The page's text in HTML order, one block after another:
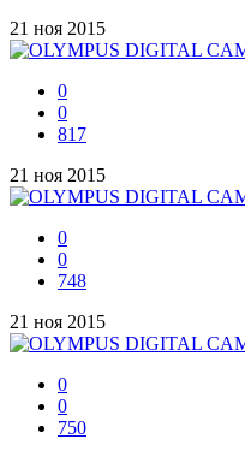
21 ноя 2015
0
0
817
21 ноя 2015
0
0
748
21 ноя 2015
0
0
750